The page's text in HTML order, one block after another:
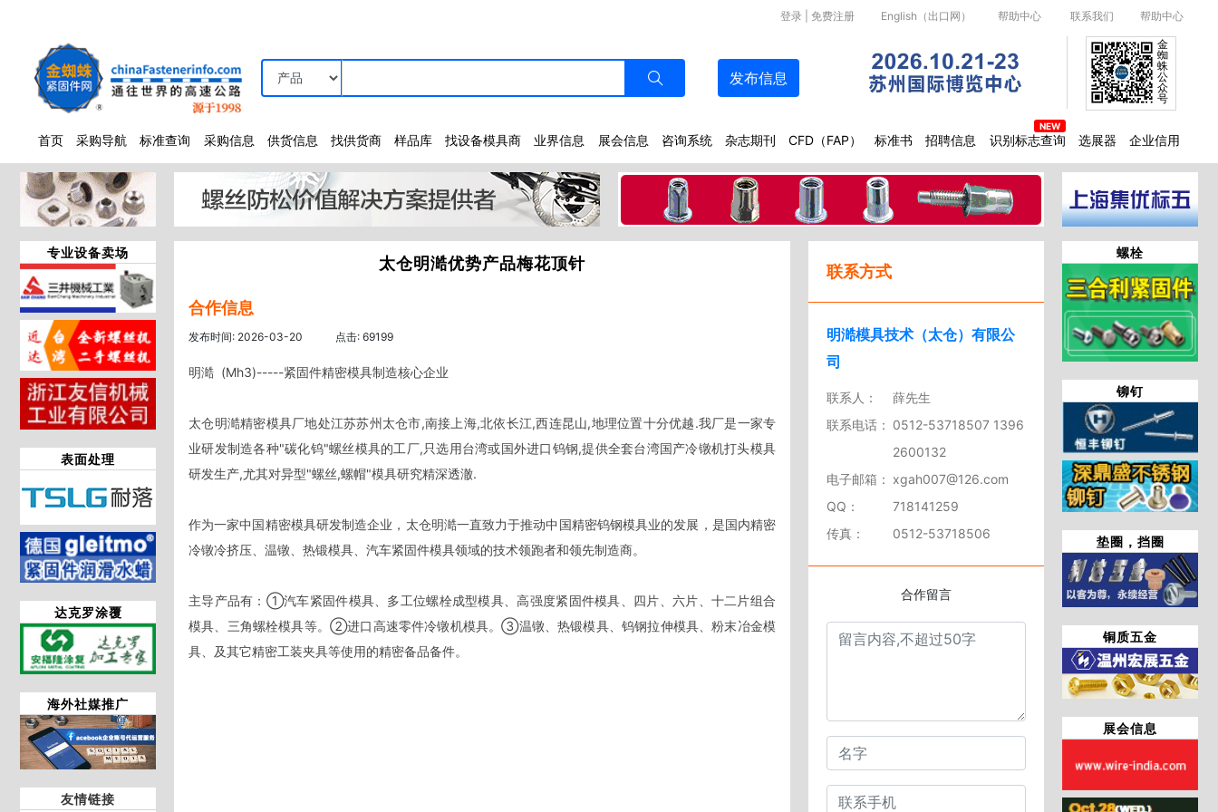
English（出口网） 帮助中心 联系我们 帮助中心
登录 免费注册
发布信息
首页 采购导航 标准查询 采购信息 供货信息 找供货商 样品库 找设备模具商 业界信息 展会信息 咨询系统 杂志期刊 CFD（FAP） 标准书 招聘信息 识别标志查询 选展器 企业信用
金
蜘
蛛
公
众
号
专业设备卖场
表面处理
达克罗涂覆
海外社媒推广
友情链接
螺栓
铆钉
垫圈，挡圈
铜质五金
展会信息
太仓明澔优势产品梅花顶针
合作信息
发布时间: 2026-03-20 点击: 69199
明澔  (Mh3)-----紧固件精密模具制造核心企业
太仓明澔精密模具厂地处江苏苏州太仓市,南接上海,北依长江,西连昆山,地理位置十分优越.我厂是一家专
业研发制造各种"碳化钨"螺丝模具的工厂,只选用台湾或国外进口钨钢,提供全套台湾国产冷镦机打头模具
研发生产,尤其对异型"螺丝,螺帽"模具研究精深透澈.
作为一家中国精密模具研发制造企业，太仓明澔一直致力于推动中国精密钨钢模具业的发展，是国内精密
冷镦冷挤压、温镦、热锻模具、汽车紧固件模具领域的技术领跑者和领先制造商。
主导产品有：①汽车紧固件模具、多工位螺栓成型模具、高强度紧固件模具、四片、六片、十二片组合
模具、三角螺栓模具等。②进口高速零件冷镦机模具。③温镦、热锻模具、钨钢拉伸模具、粉末冶金模
具、及其它精密工装夹具等使用的精密备品备件。
联系方式
明澔模具技术（太仓）有限公
司
联系人：
薛先生
联系电话： 0512-53718507 1396
2600132
电子邮箱： xgah007@126.com
QQ：
718141259
传真：
0512-53718506
合作留言